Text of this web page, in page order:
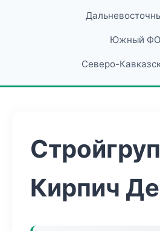
Южный ФО
Северо-
Кирпич